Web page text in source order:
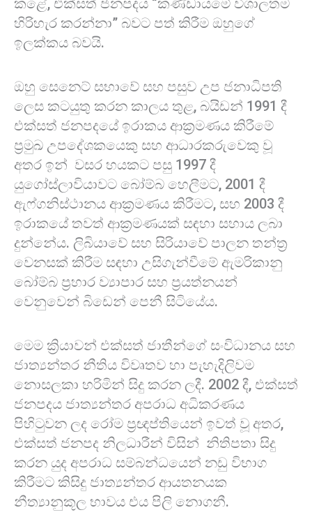
කළේ, එක්සත් ජනපදය “කණ්ඩායමේ විශාලතම
හිරිහැර කරන්නා” බවට පත් කිරීම ඔහුගේ
ඉලක්කය බවයි.
ඔහු සෙනෙට් සභාවේ සහ පසුව උප ජනාධිපති
ලෙස කටයුතු කරන කාලය තුළ, බයිඩන් 1991 දී
එක්සත් ජනපදයේ ඉරාකය ආක්‍රමණය කිරීමේ
ප්‍රමුඛ උපදේශකයෙකු සහ ආධාරකරුවෙකු වූ
අතර ඉන් වසර හයකට පසු 1997 දී
යුගෝස්ලාවියාවට බෝම්බ හෙලීමට, 2001 දී
ඇෆ්ගනිස්ථානය ආක්‍රමණය කිරීමට, සහ 2003 දී
ඉරාකයේ තවත් ආක්‍රමණයක් සඳහා සහාය ලබා
දුන්නේය. ලිබියාවේ සහ සිරියාවේ පාලන තන්ත්‍ර
වෙනසක් කිරීම සඳහා උසිගැන්වීමේ ඇමරිකානු
බෝම්බ ප්‍රහාර ව්‍යාපාර සහ ප්‍රයත්නයන්
වෙනුවෙන් බිඩෙන් පෙනී සිටියේය.
මෙම ක්‍රියාවන් එක්සත් ජාතීන්ගේ සංවිධානය සහ
ජාත්‍යන්තර නීතිය විවෘතව හා පැහැදිලිවම
නොසලකා හරිමින් සිදු කරන ලදී. 2002 දී, එක්සත්
ජනපදය ජාත්‍යන්තර අපරාධ අධිකරණය
පිහිටුවන ලද රෝම ප්‍රඥප්තියෙන් ඉවත් වූ අතර,
එක්සත් ජනපද නිලධාරීන් විසින් නිතිපතා සිදු
කරන යුද අපරාධ සම්බන්ධයෙන් නඩු විභාග
කිරීමට කිසිදු ජාත්‍යන්තර ආයතනයක
නීත්‍යානුකූල භාවය එය පිලි නොගනී.